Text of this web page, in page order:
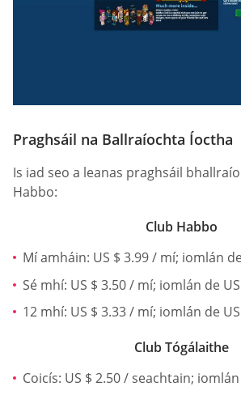
Praghsáil na Ballraíochta Íoctha
Is iad seo a leanas praghsáil
Habbo:
Club Habbo
Mí amháin: US $ 3.99 / mí; iomlán
Sé mhí: US $ 3.50 / mí; iomlán de
12 mhí: US $ 3.33 / mí; iomlán de
Club Tógálaithe
Coicís: US $ 2.50 / seachtain;